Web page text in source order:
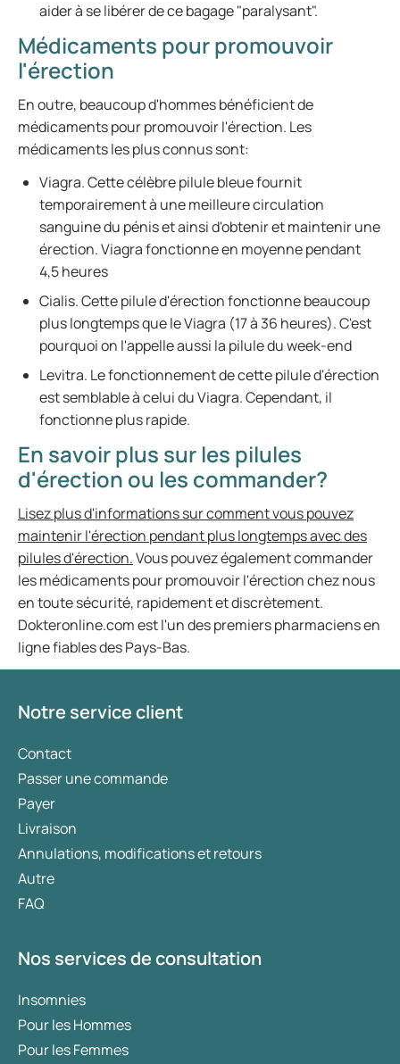
aider à se libérer de ce bagage "paralysant".
Médicaments pour promouvoir
l'érection
En outre, beaucoup d'hommes bénéficient de
médicaments pour promouvoir l'érection. Les
médicaments les plus connus sont:
Viagra. Cette célèbre pilule bleue fournit
temporairement à une meilleure circulation
sanguine du pénis et ainsi d'obtenir et maintenir une
érection. Viagra fonctionne en moyenne pendant
4,5 heures
Cialis. Cette pilule d'érection fonctionne beaucoup
plus longtemps que le Viagra (17 à 36 heures). C'est
pourquoi on l'appelle aussi la pilule du week-end
Levitra. Le fonctionnement de cette pilule d'érection
est semblable à celui du Viagra. Cependant, il
fonctionne plus rapide.
En savoir plus sur les pilules
d'érection ou les commander?
Lisez plus d'informations sur comment vous pouvez
maintenir l'érection pendant plus longtemps avec des
pilules d'érection.Vous pouvez également commander
les médicaments pour promouvoir l'érection chez nous
en toute sécurité, rapidement et discrètement.
Dokteronline.com est l'un des premiers pharmaciens en
ligne fiables des Pays-Bas.
Notre service client
Contact
Passer une commande
Payer
Livraison
Annulations, modifications et retours
Autre
FAQ
Nos services de consultation
Insomnies
Pour les Hommes
Pour les Femmes